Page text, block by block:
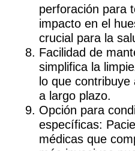
perforación para
impacto en el
crucial para la
Facilidad de
simplifica la
lo que
a largo plazo.
Opción para
específicas:
médicas que